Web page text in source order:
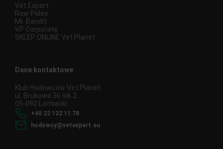
Vet Expert
Raw Paleo
Mr. Bandit
VP Corporate
SKLEP ONLINE Vet Planet
Dane kontaktowe
Klub Hodowców Vet Planet
ul. Brukowa 36 lok.2
05-092 Łomianki
+48 22 122 11 78
hodowcy@vetexpert.eu